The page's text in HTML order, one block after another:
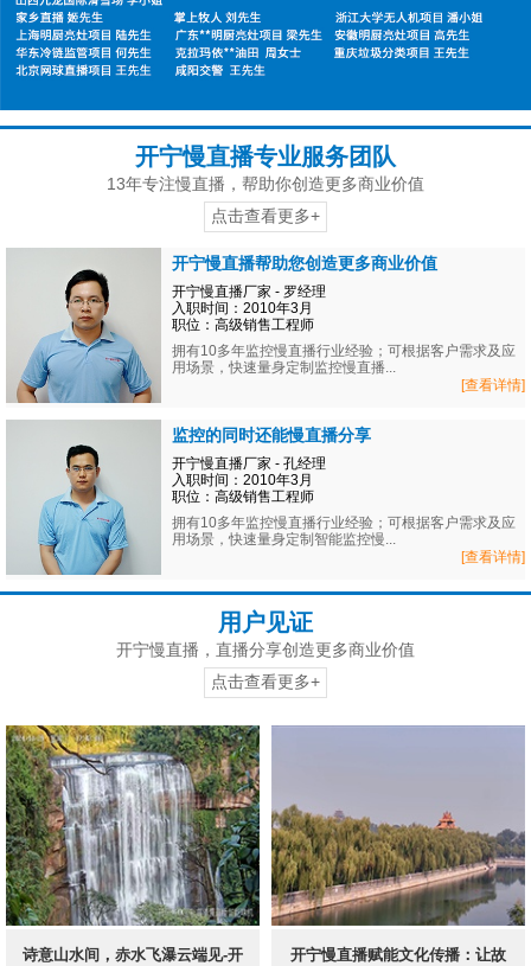
开宁慢直播专业服务团队
13年专注慢直播，帮助你创造更多商业价值
点击查看更多+
开宁慢直播帮助您创造更多商业价值
开宁慢直播厂家 - 罗经理
入职时间：2010年3月
职位：高级销售工程师
拥有10多年监控慢直播行业经验；可根据客户需求及应
用场景，快速量身定制监控慢直播...
[查看详情]
监控的同时还能慢直播分享
开宁慢直播厂家 - 孔经理
入职时间：2010年3月
职位：高级销售工程师
拥有10多年监控慢直播行业经验；可根据客户需求及应
用场景，快速量身定制智能监控慢...
[查看详情]
用户见证
开宁慢直播，直播分享创造更多商业价值
点击查看更多+
诗意山水间，赤水飞瀑云端见-开
开宁慢直播赋能文化传播：让故